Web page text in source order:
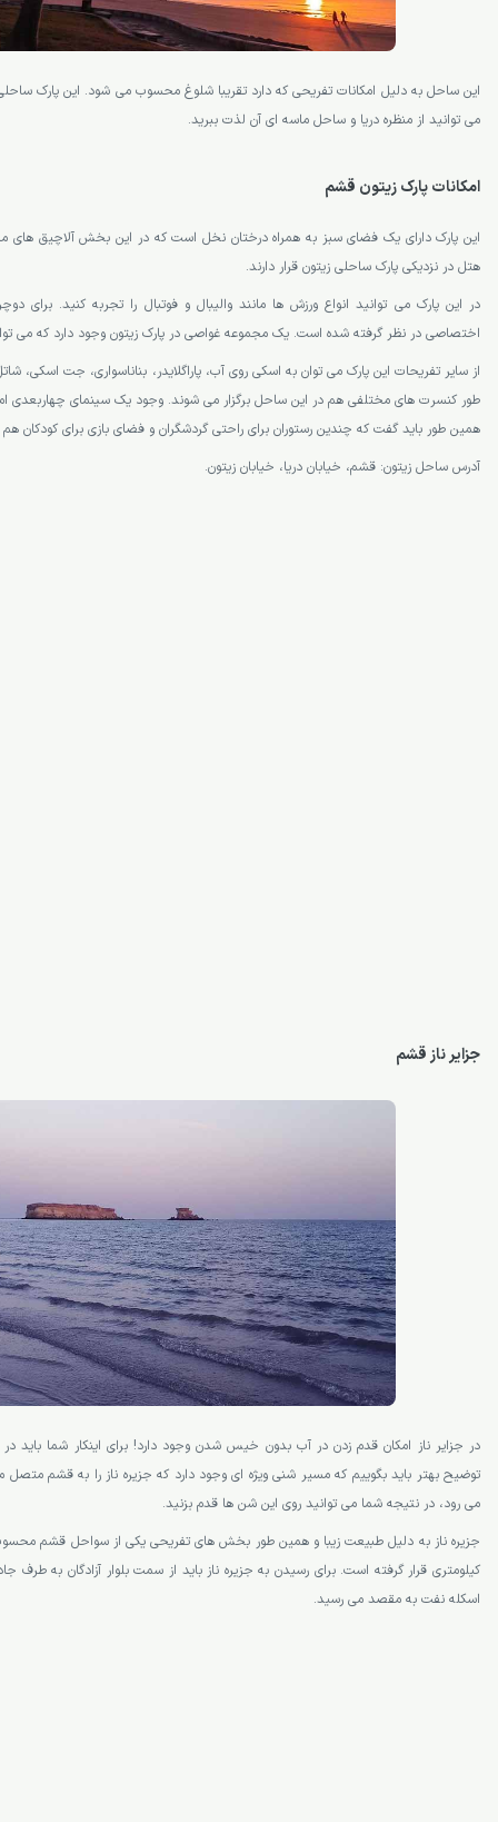
این ساحل به دلیل امکانات تفریحی که دارد تقریبا شلوغ محسوب می شود. این پارک
می توانید از منظره دریا و ساحل ماسه ای آن لذت ببرید.
امکانات پارک زیتون قشم
این پارک دارای یک فضای سبز به همراه درختان نخل است که در این بخش آلاچیق های
هتل در نزدیکی پارک ساحلی زیتون قرار دارند.
در این پارک می توانید انواع ورزش ها مانند والیبال و فوتبال را تجربه کنید. برای
اختصاصی در نظر گرفته شده است. یک مجموعه غواصی در پارک زیتون وجود دارد که می
از سایر تفریحات این پارک می توان به اسکی روی آب، پاراگلایدر، بناناسواری، جت اسکی،
طور کنسرت های مختلفی هم در این ساحل برگزار می شوند. وجود یک سینمای چهاربعدی
همین طور باید گفت که چندین رستوران برای راحتی گردشگران و فضای بازی برای کودکان
آدرس ساحل زیتون: قشم، خیابان دریا، خیابان زیتون.
جزایر ناز قشم
در جزایر ناز امکان قدم زدن در آب بدون خیس شدن وجود دارد! برای اینکار شما باید در
توضیح بهتر باید بگوییم که مسیر شنی ویژه ای وجود دارد که جزیره ناز را به قشم متصل
می رود، در نتیجه شما می توانید روی این شن ها قدم بزنید.
کیلومتری قرار گرفته است. برای رسیدن به جزیره ناز باید از سمت بلوار آزادگان به طرف
اسکله نفت به مقصد می رسید.